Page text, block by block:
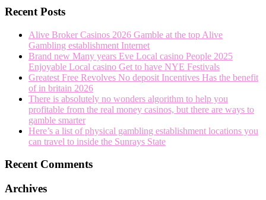
Recent Posts
Alive Broker Casinos 2026 Gamble at the top Alive
Gambling establishment Internet
Brand new Many years Eve Local casino People 2025
Enjoyable Local casino Get to have NYE Festivals
Greatest Free Revolves No deposit Incentives Has the benefit
of in britain 2026
There is absolutely no wonders algorithm to help you
profitable from the real money casinos, but there are ways to
gamble smarter
Here’s a list of physical gambling establishment locations you
can travel to inside the Sunrays State
Recent Comments
Archives